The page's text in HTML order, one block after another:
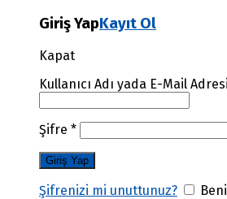
Giriş YapKayıt Ol
Kapat
Kullanıcı Adı yada E-Mail Adresi
Şifre *
Şifrenizi mi unuttunuz?